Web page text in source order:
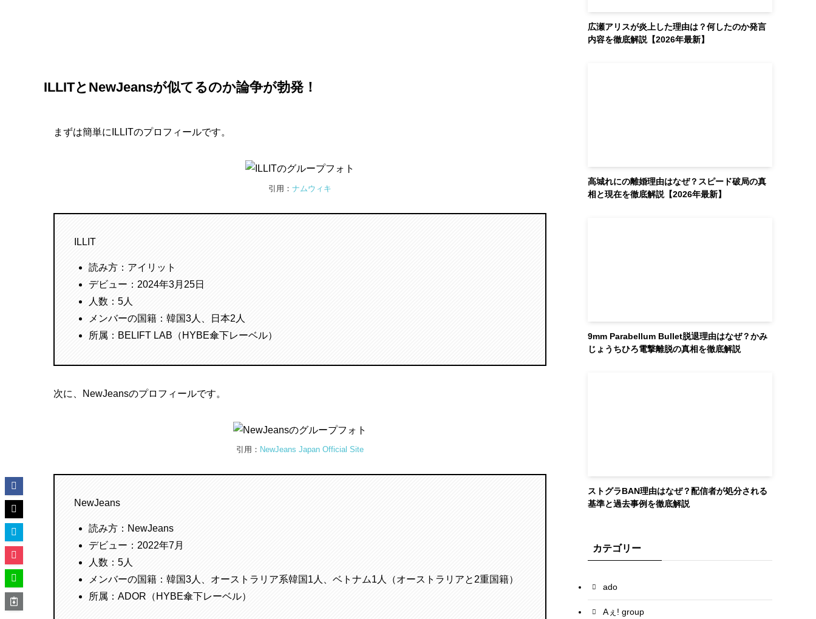
ILLITとNewJeansが似てるのか論争が勃発！
まずは簡単にILLITのプロフィールです。
引用： ナムウィキ
ILLIT
読み方：アイリット
デビュー：2024年3月25日
人数：5人
メンバーの国籍：韓国3人、日本2人
所属：BELIFT LAB（HYBE傘下レーベル）
次に、NewJeansのプロフィールです。
引用： NewJeans Japan Official Site
NewJeans
読み方：NewJeans
デビュー：2022年7月
人数：5人
メンバーの国籍：韓国3人、オーストラリア系韓国1人、ベトナム1人（オーストラリアと2重国籍）
所属：ADOR（HYBE傘下レーベル）
広瀬アリスが炎上した理由は？何したのか発言
内容を徹底解説【2026年最新】
高城れにの離婚理由はなぜ？スピード破局の真
相と現在を徹底解説【2026年最新】
9mm Parabellum Bullet脱退理由はなぜ？かみ
じょうちひろ電撃離脱の真相を徹底解説
ストグラBAN理由はなぜ？配信者が処分される
基準と過去事例を徹底解説
カテゴリー
ado
Aぇ! group